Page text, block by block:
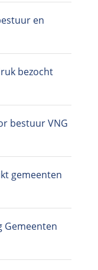
en
bezocht
bestuur VNG
gemeenten
Gemeenten